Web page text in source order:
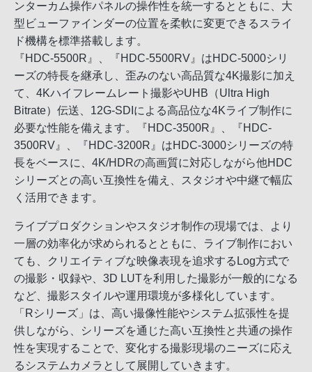
ンターカム操作パネルの操作性を統一するとともに、大
型ビューファインダーの位置を柔軟に変更できるスライ
ド機構を標準搭載します。
『HDC-5500R』、『HDC-5500RV』はHDC-5000シリ
ーズの特長を継承し、歪みのない高品質な4K撮影に加え
て、4Kハイフレームレート撮影やUHB（Ultra High
Bitrate）伝送、12G-SDIによる高品位な4Kライブ制作に
必要な性能を備えます。『HDC-3500R』、『HDC-
3500RV』、『HDC-3200R』はHDC-3000シリーズの特
長をベースに、4K/HDRの高画質に対応しながら他HDC
シリーズとの高い互換性を備え、スタジオや中継で幅広
く活用できます。
ライブプロダクションやスタジオ制作の現場では、より
一層の効率化が求められるとともに、ライブ制作におい
ても、クリエイティブな映像表現を追求するLog方式で
の撮影・収録や、3D LUTを利用した撮影が一般的になる
など、撮影スタイルや運用環境が多様化しています。
「Rシリーズ」は、高い撮像性能やシステム拡張性を提
供しながら、シリーズを通じた高い互換性と共通の操作
性を実現することで、変化する撮影現場のニーズに応え
るシステムカメラとして展開していきます。